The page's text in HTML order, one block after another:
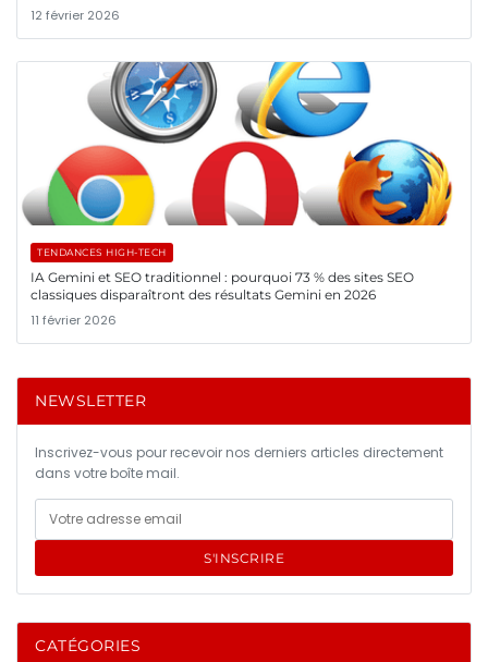
12 février 2026
TENDANCES HIGH-TECH
IA Gemini et SEO traditionnel : pourquoi 73 % des sites SEO
classiques disparaîtront des résultats Gemini en 2026
11 février 2026
NEWSLETTER
Inscrivez-vous pour recevoir nos derniers articles directement
dans votre boîte mail.
S'INSCRIRE
CATÉGORIES